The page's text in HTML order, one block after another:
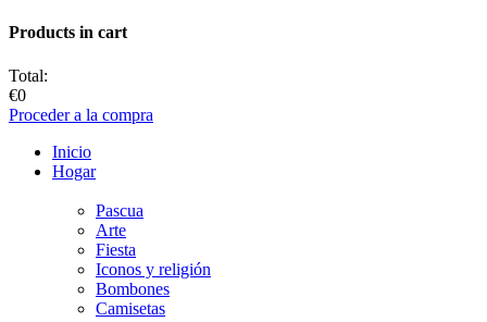
Products in cart
Total:
€0
Proceder a la compra
Inicio
Hogar
Pascua
Аrte
Fiesta
Iconos y religión
Bombones
Camisetas